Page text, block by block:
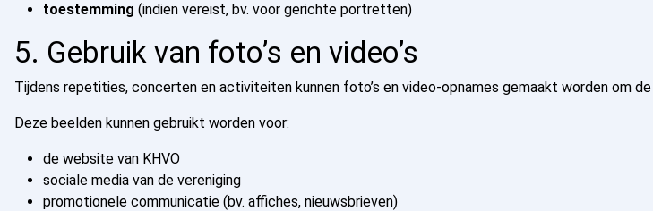
toestemming (indien vereist, bv. voor gerichte portretten)
5. Gebruik van foto’s en video’s
Tijdens repetities, concerten en activiteiten kunnen foto’s en video-opnames gemaakt worden om
Deze beelden kunnen gebruikt worden voor:
de website van KHVO
sociale media van de vereniging
promotionele communicatie (bv. affiches, nieuwsbrieven)